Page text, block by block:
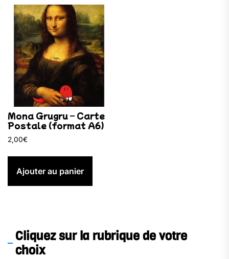
Mona Grugru – Carte
Postale (format A6)
2,00€
Ajouter au panier
Cliquez sur la rubrique de votre
choix